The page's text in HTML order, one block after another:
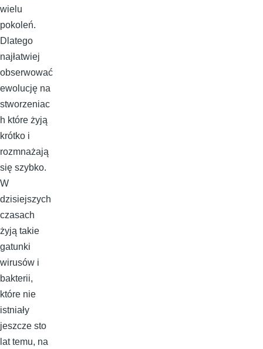
wielu
pokoleń.
Dlatego
najłatwiej
obserwować
ewolucję na
stworzeniac
h które żyją
krótko i
rozmnażają
się szybko.
W
dzisiejszych
czasach
żyją takie
gatunki
wirusów i
bakterii,
które nie
istniały
jeszcze sto
lat temu, na